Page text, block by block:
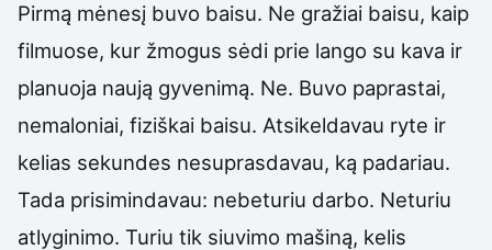
Pirmą mėnesį buvo baisu. Ne gražiai baisu, kaip
filmuose, kur žmogus sėdi prie lango su kava ir
planuoja naują gyvenimą. Ne. Buvo paprastai,
nemaloniai, fiziškai baisu. Atsikeldavau ryte ir
kelias sekundes nesuprasdavau, ką padariau.
Tada prisimindavau: nebeturiu darbo. Neturiu
atlyginimo. Turiu tik siuvimo mašiną, kelis